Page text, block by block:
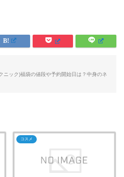
ニック)福袋の値段や予約開始日は？中身のネ
コスメ